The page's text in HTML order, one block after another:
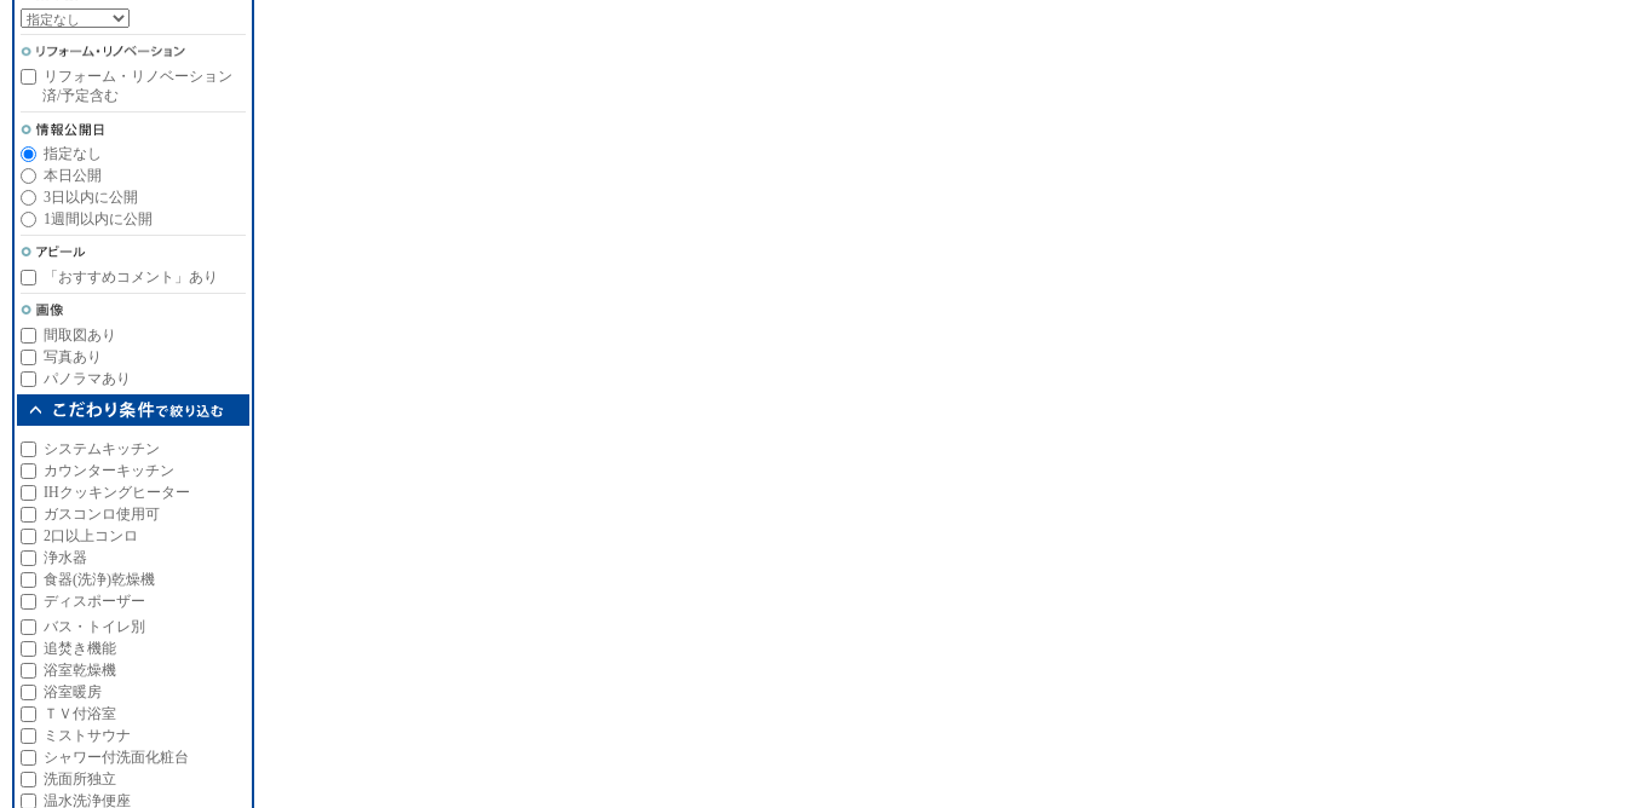
リフォーム・リノベーション
済/予定含む
指定なし
本日公開
3日以内に公開
1週間以内に公開
「おすすめコメント」あり
間取図あり
写真あり
パノラマあり
システムキッチン
カウンターキッチン
IHクッキングヒーター
ガスコンロ使用可
2口以上コンロ
浄水器
食器(洗浄)乾燥機
ディスポーザー
バス・トイレ別
追焚き機能
浴室乾燥機
浴室暖房
ＴＶ付浴室
ミストサウナ
シャワー付洗面化粧台
洗面所独立
温水洗浄便座